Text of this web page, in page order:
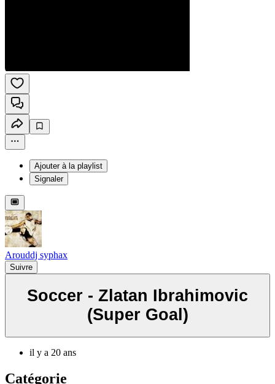
Ajouter à la playlist
Signaler
Arouddj syphax
Suivre
Soccer - Zlatan Ibrahimovic
(Super Goal)
il y a 20 ans
Catégorie